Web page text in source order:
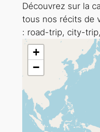
Découvrez sur la
tous nos récits de
: road-trip, city-
+
−